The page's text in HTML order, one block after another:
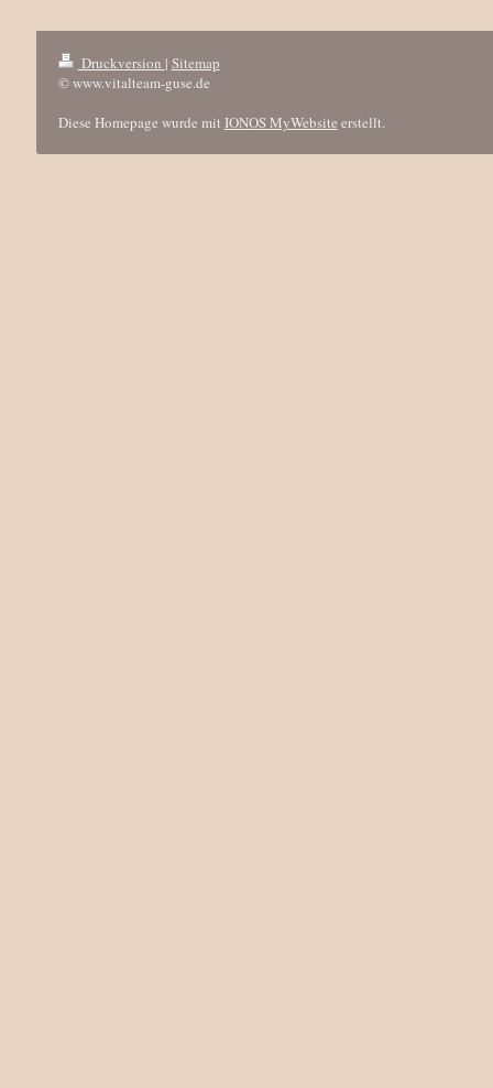
Druckversion | Sitemap
© www.vitalteam-guse.de
Diese Homepage wurde mit IONOS MyWebsite erstellt.